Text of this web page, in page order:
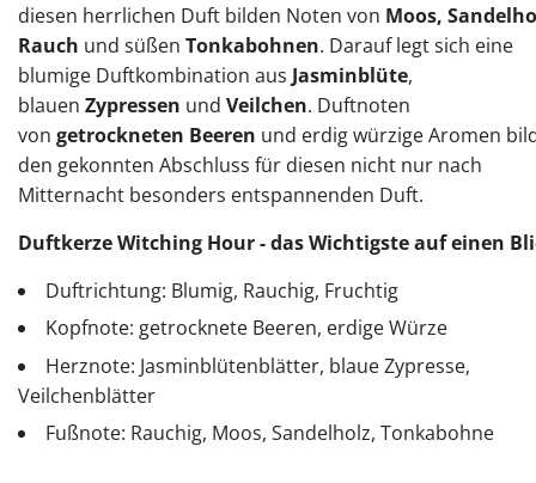
diesen herrlichen Duft bilden Noten von Moos,
Rauch und süßen Tonkabohnen. Darauf legt sich eine
blumige Duftkombination aus Jasminblüte,
blauen Zypressen und Veilchen. Duftnoten
von getrockneten Beeren und erdig würzige Aromen
den gekonnten Abschluss für diesen nicht nur nach
Mitternacht besonders entspannenden Duft.
Duftkerze Witching Hour - das Wichtigste auf einen
Duftrichtung: Blumig, Rauchig, Fruchtig
Kopfnote: getrocknete Beeren, erdige Würze
Herznote: Jasminblütenblätter, blaue Zypresse,
Veilchenblätter
Fußnote: Rauchig, Moos, Sandelholz, Tonkabohne